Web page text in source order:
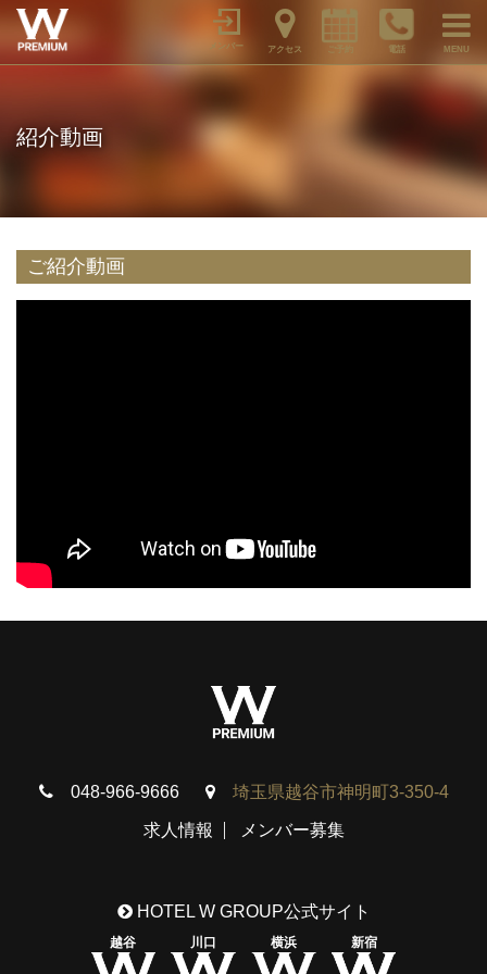
メンバー アクセス 電話 MENU
紹介動画
ご紹介動画
048-966-9666 埼玉県越谷市神明町3-350-4
求人情報 メンバー募集
HOTEL W GROUP公式サイト
越谷 川口 横浜 新宿